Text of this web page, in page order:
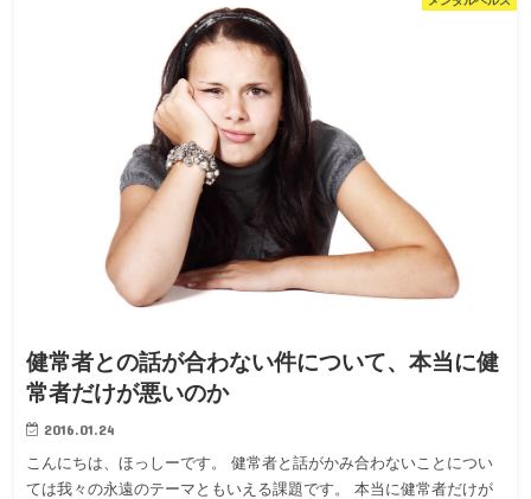
健常者との話が合わない件について、本当に健
常者だけが悪いのか
2016.01.24
こんにちは、ほっしーです。 健常者と話がかみ合わないことについ
ては我々の永遠のテーマともいえる課題です。 本当に健常者だけが